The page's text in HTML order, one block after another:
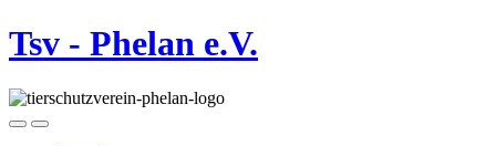
Tsv - Phelan e.V.